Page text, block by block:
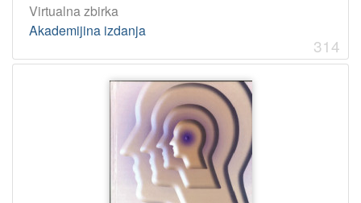
Virtualna zbirka
Akademijina izdanja
314